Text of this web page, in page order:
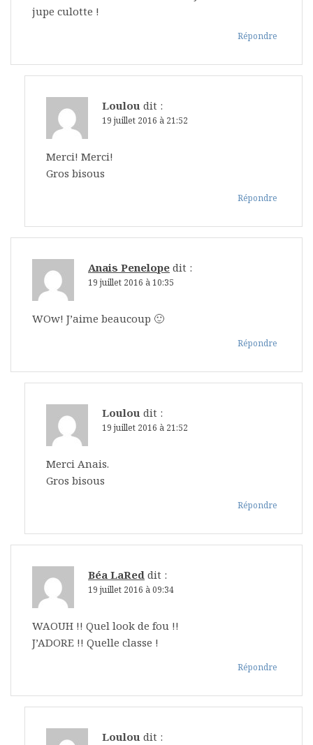
jupe culotte !
Répondre
Loulou dit :
19 juillet 2016 à 21:52
Merci! Merci!
Gros bisous
Répondre
Anais Penelope dit :
19 juillet 2016 à 10:35
WOw! J’aime beaucoup 🙂
Répondre
Loulou dit :
19 juillet 2016 à 21:52
Merci Anais.
Gros bisous
Répondre
Béa LaRed dit :
19 juillet 2016 à 09:34
WAOUH !! Quel look de fou !!
J’ADORE !! Quelle classe !
Répondre
Loulou dit :